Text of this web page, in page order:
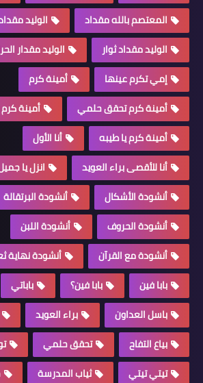
المعتصم بالله مقداد
الوليد
الوليد مقداد ثوار
الوليد مقدار
إمي تكرم عينها
أمينة كرم
أمينة كرم تحقق حلمي
أمينة كرم
أمينة كرم يا طيبه
أنا الأول
أنا للأقصى براء العويد
انزل يا
أنشودة الأشكال
أنشودة البرتقالة
أنشودة الحروف
أنشودة اللبن
أنشودة مع القرآن
أنشودة نهاية
بابا فين
بابا فين؟ باباتي
باسل العداون
براء العويد
بياع التفاح
تحقق حلمي
تيتي تيتي
ثياب المدرسة